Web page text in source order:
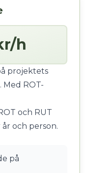
h
projektets
ROT-
och RUT
och person.
på